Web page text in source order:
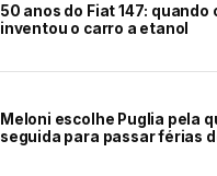
50 anos do Fiat 147: quando
inventou o carro a etanol
Meloni escolhe Puglia pela
seguida para passar férias